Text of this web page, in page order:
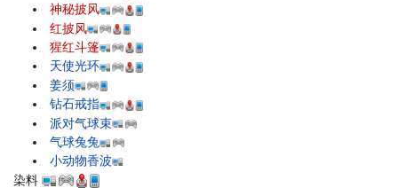
神秘披风
红披风
猩红斗篷
天使光环
姜须
钻石戒指
派对气球束
气球兔兔
小动物香波
染料